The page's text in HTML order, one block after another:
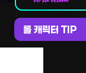
롤 캐릭터 TIP